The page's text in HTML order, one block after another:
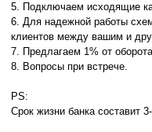
5. Подключаем исходящие
6. Для надежной работы
клиентов между вашим и
7. Предлагаем 1% от
8. Вопросы при встрече.
PS:
Срок жизни банка составит